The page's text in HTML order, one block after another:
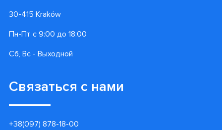
30-415 Kraków
Пн-Пт с 9:00 до 18:00
Сб, Вс - Выходной
Связаться с нами
+38(097) 878-18-00